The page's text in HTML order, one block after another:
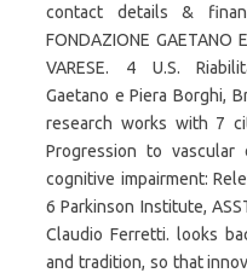
contact details &
FONDAZIONE GAETANO
VARESE. 4 U.S.
Gaetano e Piera Borghi,
research works with 7
Progression to
cognitive impairment:
6 Parkinson Institute,
Claudio Ferretti. looks
and tradition, so that